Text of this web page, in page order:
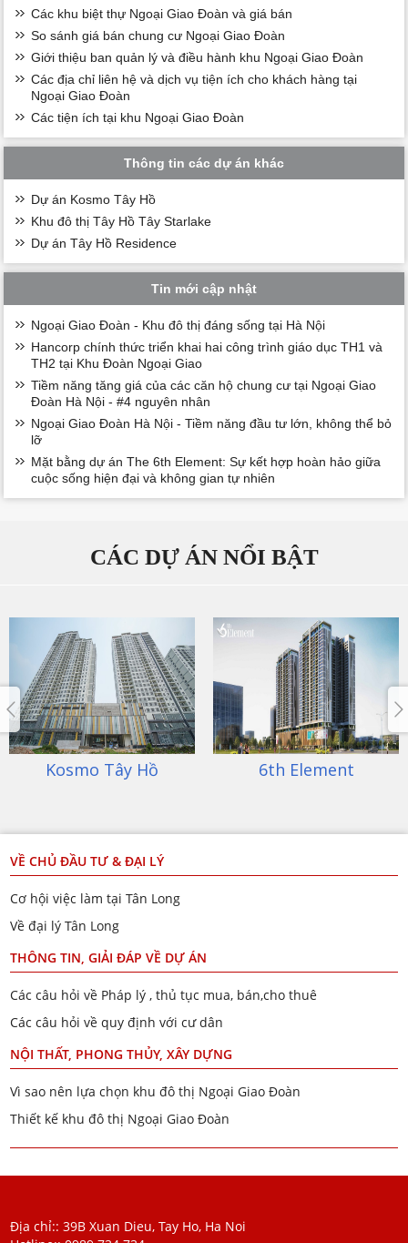
Các khu biệt thự Ngoại Giao Đoàn và giá bán
So sánh giá bán chung cư Ngoại Giao Đoàn
Giới thiệu ban quản lý và điều hành khu Ngoại Giao Đoàn
Các địa chỉ liên hệ và dịch vụ tiện ích cho khách hàng tại
Ngoại Giao Đoàn
Các tiện ích tại khu Ngoại Giao Đoàn
Thông tin các dự án khác
Dự án Kosmo Tây Hồ
Khu đô thị Tây Hồ Tây Starlake
Dự án Tây Hồ Residence
Tin mới cập nhật
Ngoại Giao Đoàn - Khu đô thị đáng sống tại Hà Nội
Hancorp chính thức triển khai hai công trình giáo dục TH1 và
TH2 tại Khu Đoàn Ngoại Giao
Tiềm năng tăng giá của các căn hộ chung cư tại Ngoại Giao
Đoàn Hà Nội - #4 nguyên nhân
Ngoại Giao Đoàn Hà Nội - Tiềm năng đầu tư lớn, không thể bỏ
lỡ
Mặt bằng dự án The 6th Element: Sự kết hợp hoàn hảo giữa
cuộc sống hiện đại và không gian tự nhiên
CÁC DỰ ÁN NỔI BẬT
6th Element An Bình City
VỀ CHỦ ĐẦU TƯ & ĐẠI LÝ
Cơ hội việc làm tại Tân Long
Về đại lý Tân Long
THÔNG TIN, GIẢI ĐÁP VỀ DỰ ÁN
Các câu hỏi về Pháp lý , thủ tục mua, bán,cho thuê
Các câu hỏi về quy định với cư dân
NỘI THẤT, PHONG THỦY, XÂY DỰNG
Vì sao nên lựa chọn khu đô thị Ngoại Giao Đoàn
Thiết kế khu đô thị Ngoại Giao Đoàn
Địa chỉ:: 39B Xuan Dieu, Tay Ho, Ha Noi